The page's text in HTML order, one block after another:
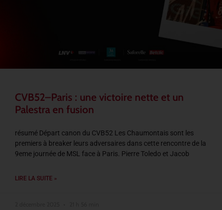
CVB52–Paris : une victoire nette et un
Palestra en fusion
résumé Départ canon du CVB52 Les Chaumontais sont les
premiers à breaker leurs adversaires dans cette rencontre de la
9eme journée de MSL face à Paris. Pierre Toledo et Jacob
LIRE LA SUITE »